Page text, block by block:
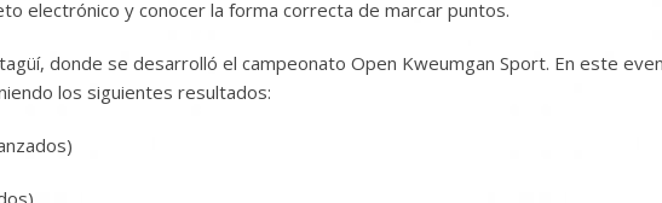
electrónico y conocer la forma correcta de marcar puntos.
donde se desarrolló el campeonato Open Kweumgan Sport. En este
los siguientes resultados: